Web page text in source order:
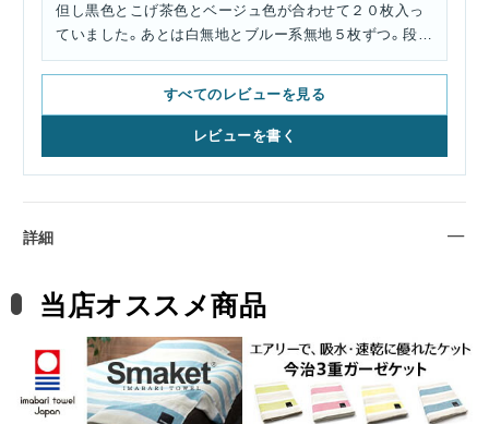
但し黒色とこげ茶色とベージュ色が合わせて２０枚入っ
ていました。あとは白無地とブルー系無地５枚ずつ。段ボ
ールを開けた時、暗っぽくって残念感ありました。
すべてのレビューを見る
レビューを書く
詳細
当店オススメ商品